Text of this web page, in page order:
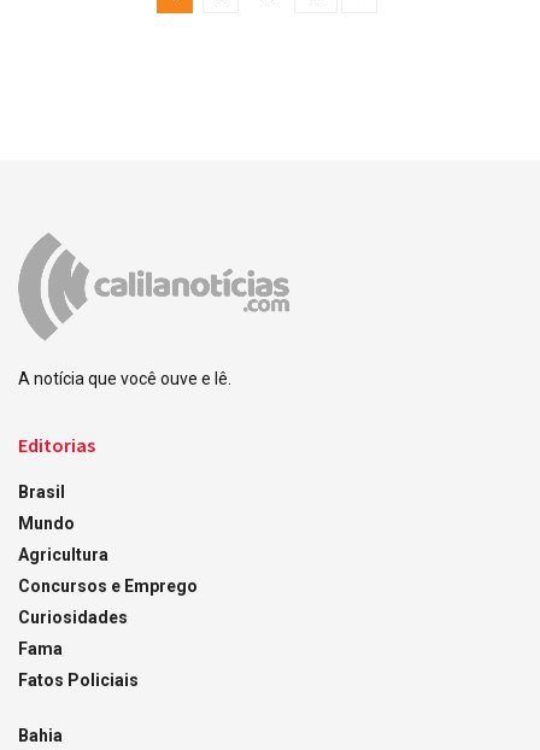
A notícia que você ouve e lê.
Editorias
Brasil
Mundo
Agricultura
Concursos e Emprego
Curiosidades
Fama
Fatos Policiais
Bahia